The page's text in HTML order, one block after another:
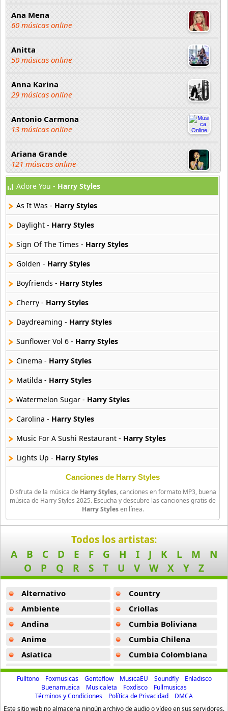
Ana Mena
60 músicas online
Anitta
50 músicas online
Anna Karina
29 músicas online
Antonio Carmona
13 músicas online
Ariana Grande
121 músicas online
Aselin Debison
25 músicas online
Asmir Young
36 músicas online
44 músicas online
B J Thomas
18 músicas online
Bellakath
27 músicas online
Benson Boone
16 músicas online
Beret
50 músicas online
Big Time Rush
14 músicas online
Bikeride
61 músicas online
Billie Eilish
Black Dub
11 músicas online
Blackbird Blackbird
Bob
9 músicas online
Bruno Mars
47 músicas online
Camila Cabello
Adore You - Harry Styles
As It Was - Harry Styles
Daylight - Harry Styles
Sign Of The Times - Harry Styles
Golden - Harry Styles
Boyfriends - Harry Styles
Cherry - Harry Styles
Daydreaming - Harry Styles
Sunflower Vol 6 - Harry Styles
Cinema - Harry Styles
Matilda - Harry Styles
Watermelon Sugar - Harry Styles
Carolina - Harry Styles
Music For A Sushi Restaurant - Harry Styles
Lights Up - Harry Styles
Harry Styles
Falling -Harry Styles
Harry Styles
Harry Styles
Love Of My Life -
Harry Styles
Grapejuice -Harry Styles
Only Angel -Harry Styles
Fine Line -Harry Styles
Kiwi -Harry Styles
Late Night Talking -Harry Styles
Woman -Harry Styles
Canciones de Harry Styles
Disfruta de la música de Harry Styles, canciones en formato MP3, buena
música de Harry Styles 2025. Escucha y descubre las canciones gratis de
Harry Stylesen línea.
Todos los artistas:
A
B C D E F G H I J K L M
N
O
P Q R S T U V W X Y Z
Alternativo
Ambiente
Andina
Anime
Asiatica
Atevip
Bachatas
Baladas
Country
Criollas
Cumbia Boliviana
Cumbia Chilena
Cumbia Colombiana
Cumbia Ecuatoriana
Cumbia Mexicana
Cumbia Pop
Fulltono Foxmusicas Genteflow MusicaEU Soundfly
Enladisco
Buenamusica
Musicaleta Foxdisco
Fullmusicas
Términos y Condiciones
Política de Privacidad
DMCA
Este sitio web no almacena ningún archivo de audio o vídeo en sus servidores.